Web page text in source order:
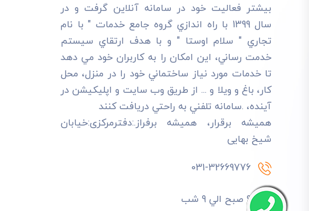
بيشتر فعاليت خود در سامانه آنلاين گرفت و در
سال 1399 با راه اندازي گروه جامع خدمات " با نام
تجاري " سلام اوستا " و با هدف ارتقاي سيستم
خدمت رساني، اين امکان را به کاربران خود مي دهد
تا خدمات مورد نياز ساختماني خود را در منزل، محل
کار، باغ و ويلا و ... از طريق وب سايت و اپليکيشن در
آينده، .سامانه تلفني به راحتي دريافت کنند
هميشه برقرار، هميشه برفراز.:دفترمرکزی:خیابان
شیخ بهایی
031-32669776
9 صبح الي 9 شب